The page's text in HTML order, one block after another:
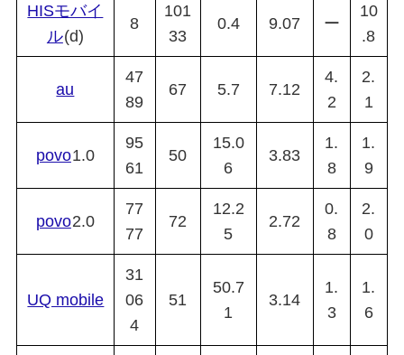
HISモバイ
ル(d)
8
101
33
0.4 9.07 ー
10
.8
au
47
89
67 5.7 7.12
4.
2
2.
1
povo1.0
95
61
50
15.0
6
3.83
1.
8
1.
9
povo2.0
77
77
72
12.2
5
2.72
0.
8
2.
0
UQ mobile
31
06
4
51
50.7
1
3.14
1.
3
1.
6